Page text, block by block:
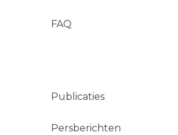
FAQ
Publicaties
Persberichten